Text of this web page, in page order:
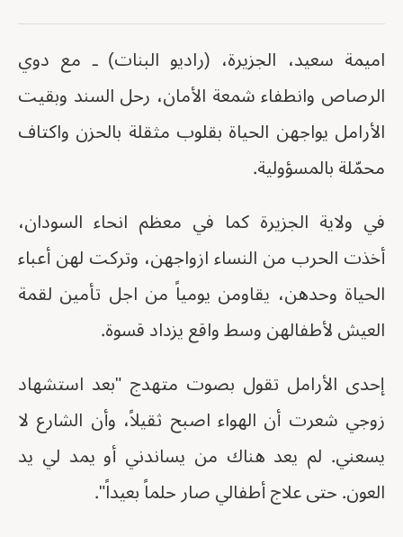
اميمة سعيد، الجزيرة، (راديو البنات) ـ مع دوي
الرصاص وانطفاء شمعة الأمان، رحل السند وبقيت
الأرامل يواجهن الحياة بقلوب مثقلة بالحزن واكتاف
محمّلة بالمسؤولية.
في ولاية الجزيرة كما في معظم انحاء السودان،
أخذت الحرب من النساء ازواجهن، وتركت لهن أعباء
الحياة وحدهن، يقاومن يومياً من اجل تأمين لقمة
العيش لأطفالهن وسط واقع يزداد قسوة.
إحدى الأرامل تقول بصوت متهدج "بعد استشهاد
زوجي شعرت أن الهواء اصبح ثقيلاً، وأن الشارع لا
يسعني. لم يعد هناك من يساندني أو يمد لي يد
العون. حتى علاج أطفالي صار حلماً بعيداً".